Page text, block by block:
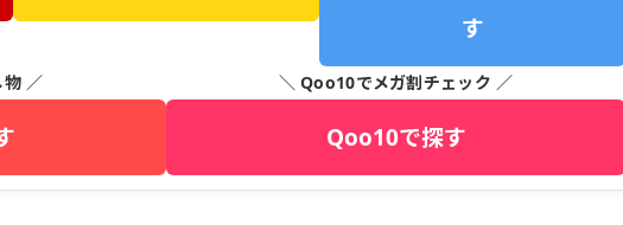
す
／ ＼ Qoo10でメガ割チェック ／
Qoo10で探す